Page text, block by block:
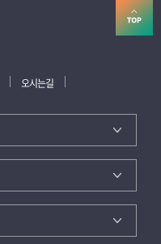
오시는길